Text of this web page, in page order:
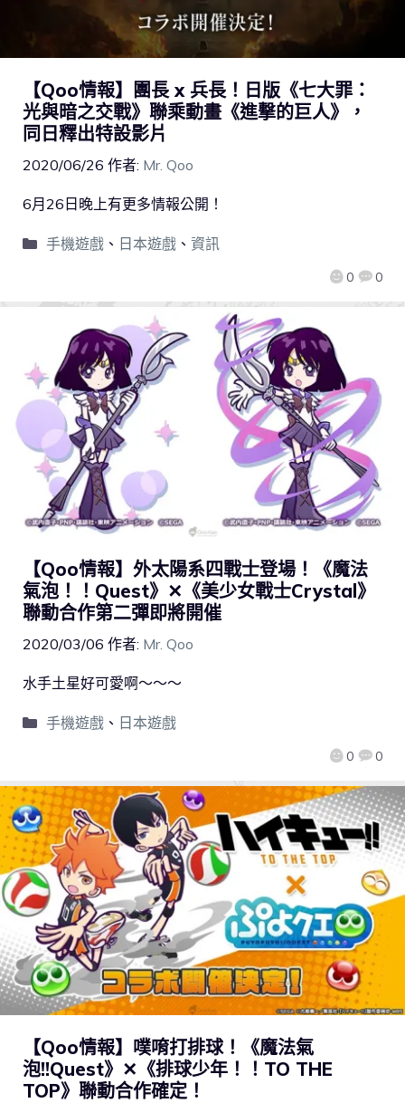
【Qoo情報】團長 x 兵長！日版《七大罪：
光與暗之交戰》聯乘動畫《進撃的巨人》，
同日釋出特設影片
2020/06/26 作者: Mr. Qoo
0 0
6月26日晚上有更多情報公開！
手機遊戲、 日本遊戲、 資訊
【Qoo情報】外太陽系四戰士登場！《魔法
氣泡！！Quest》✕《美少女戰士Crystal》
聯動合作第二彈即將開催
2020/03/06 作者: Mr. Qoo
0 0
水手土星好可愛啊～～～
手機遊戲、 日本遊戲
【Qoo情報】噗唷打排球！《魔法氣
泡!!Quest》✕《排球少年！！TO THE
TOP》聯動合作確定！